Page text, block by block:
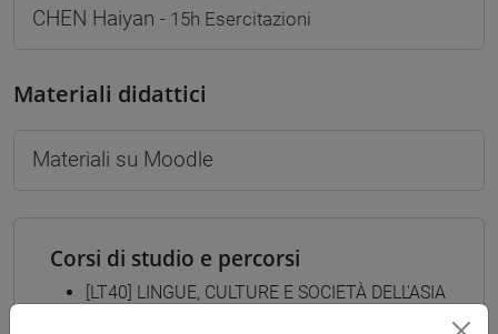
CHEN Haiyan - 15h Esercitazioni
Materiali didattici
Materiali su Moodle
Corsi di studio e percorsi
[LT40] LINGUE, CULTURE E SOCIETÀ DELL'ASIA